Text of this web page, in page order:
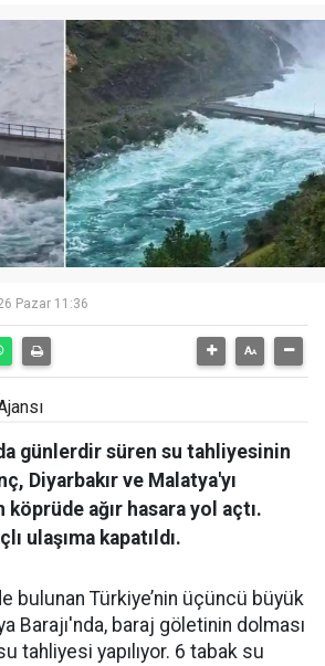
Pazar 11:36
günlerdir süren su tahliyesinin
Diyarbakır ve Malatya'yı
ağır hasara yol açtı.
ulaşıma kapatıldı.
bulunan Türkiye’nin üçüncü büyük
Barajı'nda, baraj göletinin dolması
tahliyesi yapılıyor. 6 tabak su